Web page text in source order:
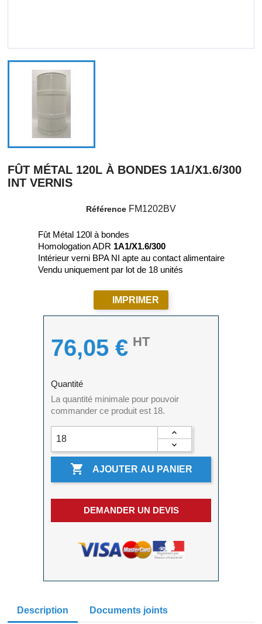
FÛT MÉTAL 120L À BONDES 1A1/X1.6/300
INT VERNIS
Référence FM1202BV
Fût Métal 120l à bondes
Homologation ADR 1A1/X1.6/300
Intérieur verni BPA NI apte au contact alimentaire
Vendu uniquement par lot de 18 unités
IMPRIMER
76,05 € HT
Quantité
La quantité minimale pour pouvoir
commander ce produit est 18.
 AJOUTER AU PANIER
DEMANDER UN DEVIS
Description Documents joints